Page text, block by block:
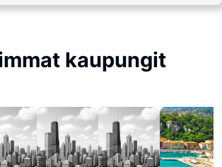
kaupungit